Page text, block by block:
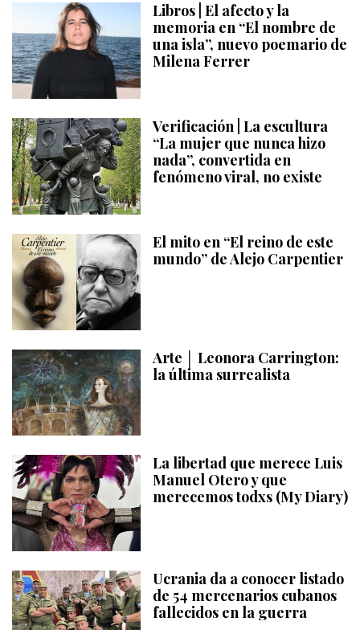
Libros | El afecto y la
memoria en “El nombre de
una isla”, nuevo poemario de
Milena Ferrer
Verificación | La escultura
“La mujer que nunca hizo
nada”, convertida en
fenómeno viral, no existe
El mito en “El reino de este
mundo” de Alejo Carpentier
Arte │ Leonora Carrington:
la última surrealista
La libertad que merece Luis
Manuel Otero y que
merecemos todxs (My Diary)
Ucrania da a conocer listado
de 54 mercenarios cubanos
fallecidos en la guerra